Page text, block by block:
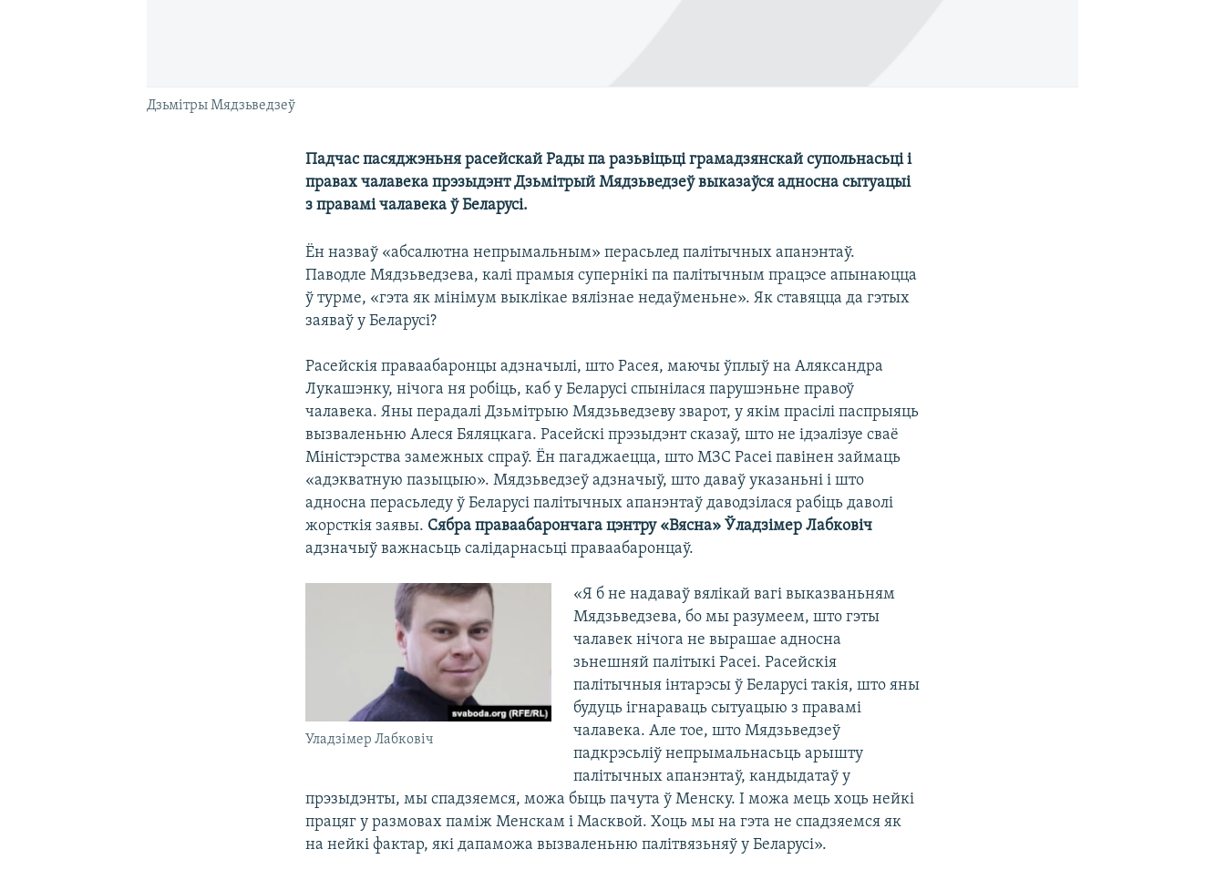
Дзьмітры Мядзьведзеў
Падчас пасяджэньня расейскай Рады па разьвіцьці грамадзянскай супольнасьці і
правах чалавека прэзыдэнт Дзьмітрый Мядзьведзеў выказаўся адносна сытуацыі
з правамі чалавека ў Беларусі.
Ён назваў «абсалютна непрымальным» перасьлед палітычных апанэнтаў.
Паводле Мядзьведзева, калі прамыя супернікі па палітычным працэсе апынаюцца
ў турме, «гэта як мінімум выклікае вялізнае недаўменьне». Як ставяцца да гэтых
заяваў у Беларусі?
Расейскія праваабаронцы адзначылі, што Расея, маючы ўплыў на Аляксандра
Лукашэнку, нічога ня робіць, каб у Беларусі спынілася парушэньне правоў
чалавека. Яны перадалі Дзьмітрыю Мядзьведзеву зварот, у якім прасілі паспрыяць
вызваленьню Алеся Бяляцкага. Расейскі прэзыдэнт сказаў, што не ідэалізуе сваё
Міністэрства замежных спраў. Ён пагаджаецца, што МЗС Расеі павінен займаць
«адэкватную пазыцыю». Мядзьведзеў адзначыў, што даваў указаньні і што
адносна перасьледу ў Беларусі палітычных апанэнтаў даводзілася рабіць даволі
жорсткія заявы. Сябра праваабарончага цэнтру «Вясна» Ўладзімер Лабковіч
адзначыў важнасьць салідарнасьці праваабаронцаў.
Уладзімер Лабковіч
«Я б не надаваў вялікай вагі выказваньням
Мядзьведзева, бо мы разумеем, што гэты
чалавек нічога не вырашае адносна
зьнешняй палітыкі Расеі. Расейскія
палітычныя інтарэсы ў Беларусі такія, што яны
будуць ігнараваць сытуацыю з правамі
чалавека. Але тое, што Мядзьведзеў
падкрэсьліў непрымальнасьць арышту
палітычных апанэнтаў, кандыдатаў у
прэзыдэнты, мы спадзяемся, можа быць пачута ў Менску. І можа мець хоць нейкі
працяг у размовах паміж Менскам і Масквой. Хоць мы на гэта не спадзяемся як
на нейкі фактар, які дапаможа вызваленьню палітвязьняў у Беларусі».